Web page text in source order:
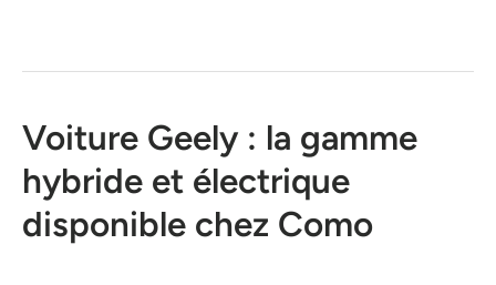
Voiture Geely : la gamme
hybride et électrique
disponible chez Como